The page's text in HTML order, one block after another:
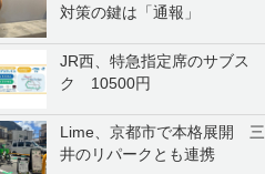
対策の鍵は「通報」
JR西、特急指定席のサブス
ク 10500円
Lime、京都市で本格展開 三
井のリパークとも連携